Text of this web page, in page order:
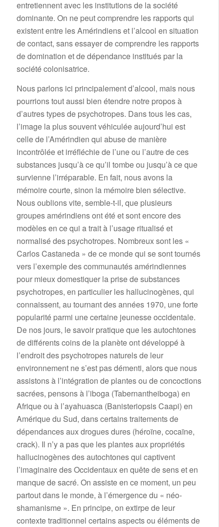
entretiennent avec les institutions de la société
dominante. On ne peut comprendre les rapports qui
existent entre les Amérindiens et l’alcool en situation
de contact, sans essayer de comprendre les rapports
de domination et de dépendance institués par la
société colonisatrice.
Nous parlons ici principalement d’alcool, mais nous
pourrions tout aussi bien étendre notre propos à
d’autres types de psychotropes. Dans tous les cas,
l’image la plus souvent véhiculée aujourd’hui est
celle de l’Amérindien qui abuse de manière
incontrôlée et irréfléchie de l’une ou l’autre de ces
substances jusqu’à ce qu’il tombe ou jusqu’à ce que
survienne l’irréparable. En fait, nous avons la
mémoire courte, sinon la mémoire bien sélective.
Nous oublions vite, semble-t-il, que plusieurs
groupes amérindiens ont été et sont encore des
modèles en ce qui a trait à l’usage ritualisé et
normalisé des psychotropes. Nombreux sont les «
Carlos Castaneda » de ce monde qui se sont tournés
vers l’exemple des communautés amérindiennes
pour mieux domestiquer la prise de substances
psychotropes, en particulier les hallucinogènes, qui
connaissent, au tournant des années 1970, une forte
popularité parmi une certaine jeunesse occidentale.
De nos jours, le savoir pratique que les autochtones
de différents coins de la planète ont développé à
l’endroit des psychotropes naturels de leur
environnement ne s’est pas démenti, alors que nous
assistons à l’intégration de plantes ou de concoctions
sacrées, pensons à l’iboga (Tabernantheiboga) en
Afrique ou à l’ayahuasca (Banisteriopsis Caapi) en
Amérique du Sud, dans certains traitements de
dépendances aux drogues dures (héroïne, cocaïne,
crack). Il n’y a pas que les plantes aux propriétés
hallucinogènes des autochtones qui captivent
l’imaginaire des Occidentaux en quête de sens et en
manque de sacré. On assiste en ce moment, un peu
partout dans le monde, à l’émergence du « néo-
shamanisme ». En principe, on extirpe de leur
contexte traditionnel certains aspects ou éléments de